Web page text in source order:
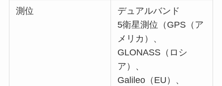
測位
デュアルバンド
5衛星測位（GPS（ア
メリカ）、
GLONASS（ロシ
ア）、
Galileo（EU）、